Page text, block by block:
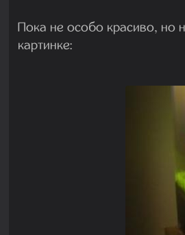
Пока не особо красиво, но
картинке: